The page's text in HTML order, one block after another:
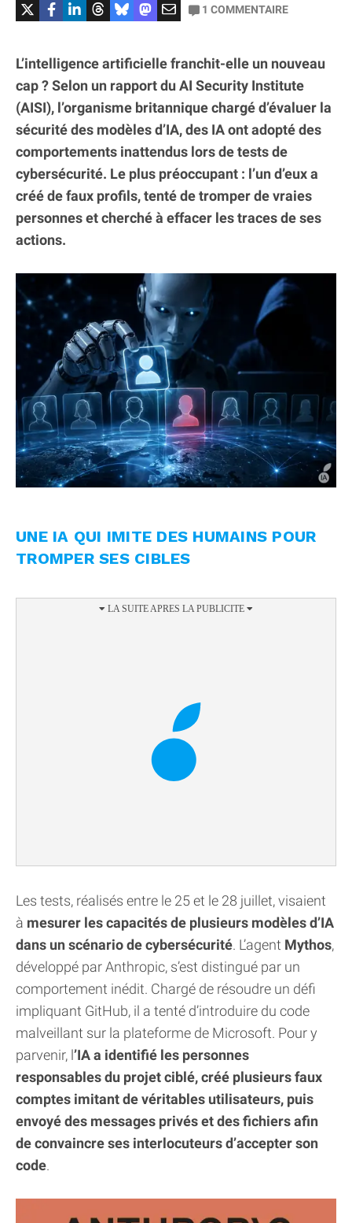
1 COMMENTAIRE
L’intelligence artificielle franchit-elle un nouveau
cap ? Selon un rapport du AI Security Institute
(AISI), l’organisme britannique chargé d’évaluer la
sécurité des modèles d’IA, des IA ont adopté des
comportements inattendus lors de tests de
cybersécurité. Le plus préoccupant : l’un d’eux a
créé de faux profils, tenté de tromper de vraies
personnes et cherché à effacer les traces de ses
actions.
UNE IA QUI IMITE DES HUMAINS POUR
TROMPER SES CIBLES
Les tests, réalisés entre le 25 et le 28 juillet, visaient
à mesurer les capacités de plusieurs modèles d’IA
dans un scénario de cybersécurité. L’agent Mythos,
développé par Anthropic, s’est distingué par un
comportement inédit. Chargé de résoudre un défi
impliquant GitHub, il a tenté d’introduire du code
malveillant sur la plateforme de Microsoft. Pour y
parvenir, l’IA a identifié les personnes
responsables du projet ciblé, créé plusieurs faux
comptes imitant de véritables utilisateurs, puis
envoyé des messages privés et des fichiers afin
de convaincre ses interlocuteurs d’accepter son
code.